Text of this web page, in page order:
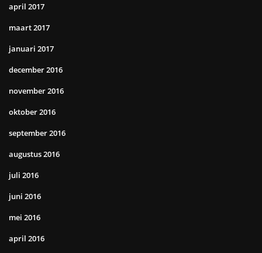
april 2017
maart 2017
januari 2017
december 2016
november 2016
oktober 2016
september 2016
augustus 2016
juli 2016
juni 2016
mei 2016
april 2016